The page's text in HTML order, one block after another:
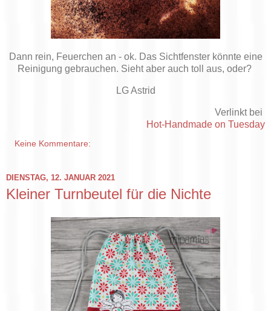
Dann rein, Feuerchen an - ok. Das Sichtfenster könnte eine
Reinigung gebrauchen. Sieht aber auch toll aus, oder?
LG Astrid
Verlinkt bei
Hot-Handmade on Tuesday
Keine Kommentare:
DIENSTAG, 12. JANUAR 2021
Kleiner Turnbeutel für die Nichte